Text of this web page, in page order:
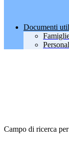
Documenti
Campo di ricerca